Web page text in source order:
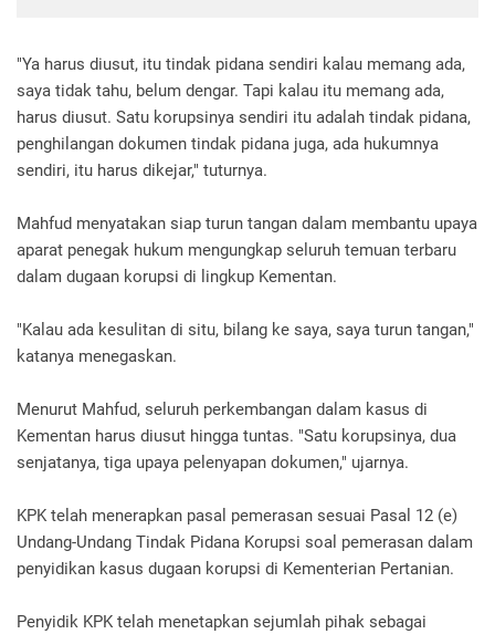
"Ya harus diusut, itu tindak pidana sendiri kalau memang ada,
saya tidak tahu, belum dengar. Tapi kalau itu memang ada,
harus diusut. Satu korupsinya sendiri itu adalah tindak pidana,
penghilangan dokumen tindak pidana juga, ada hukumnya
sendiri, itu harus dikejar," tuturnya.
Mahfud menyatakan siap turun tangan dalam membantu upaya
aparat penegak hukum mengungkap seluruh temuan terbaru
dalam dugaan korupsi di lingkup Kementan.
"Kalau ada kesulitan di situ, bilang ke saya, saya turun tangan,"
katanya menegaskan.
Menurut Mahfud, seluruh perkembangan dalam kasus di
Kementan harus diusut hingga tuntas. "Satu korupsinya, dua
senjatanya, tiga upaya pelenyapan dokumen," ujarnya.
KPK telah menerapkan pasal pemerasan sesuai Pasal 12 (e)
Undang-Undang Tindak Pidana Korupsi soal pemerasan dalam
penyidikan kasus dugaan korupsi di Kementerian Pertanian.
Penyidik KPK telah menetapkan sejumlah pihak sebagai